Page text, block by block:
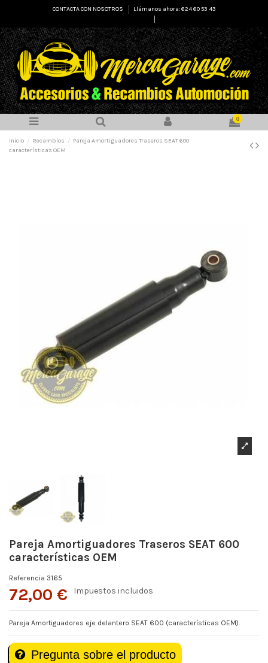
CONTACTA CON NOSOTROS
Llámanos ahora: 624 60 53 43
0
Inicio Recambios
Pareja Amortiguadores Traseros SEAT 600
características OEM
Pareja Amortiguadores Traseros SEAT 600
características OEM
Referencia 3165
72,00 € Impuestos incluidos
Pareja Amortiguadores eje delantero SEAT 600 (características OEM).
Pregunta sobre el producto